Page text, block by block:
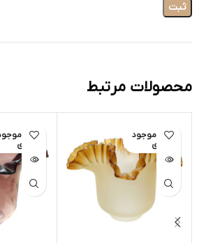
محصولات مرتبط
اتمام موجود
ی
اتمام
ی